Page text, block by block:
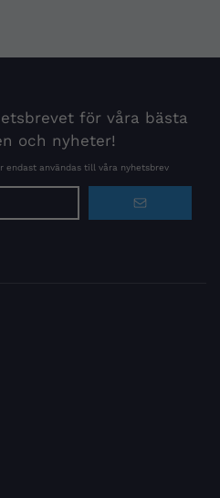
för våra bästa
och nyheter!
endast användas till våra nyhetsbrev